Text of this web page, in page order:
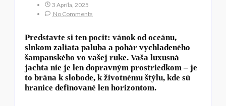
3 Apríla, 2025
No Comments
Predstavte si ten pocit: vánok od oceánu,
slnkom zaliata paluba a pohár vychladeného
šampanského vo vašej ruke. Vaša luxusná
jachta nie je len dopravným prostriedkom – je
to brána k slobode, k životnému štýlu, kde sú
hranice definované len horizontom.